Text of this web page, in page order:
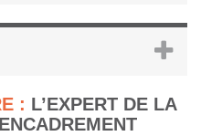
: L’EXPERT DE LA